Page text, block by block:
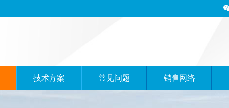
技术方案 常见问题 销售网络